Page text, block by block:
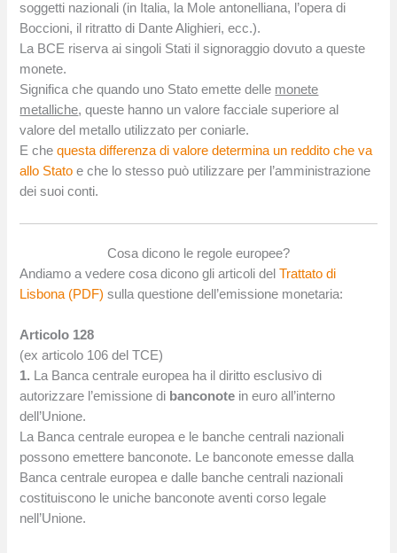
soggetti nazionali (in Italia, la Mole antonelliana, l’opera di
Boccioni, il ritratto di Dante Alighieri, ecc.).
La BCE riserva ai singoli Stati il signoraggio dovuto a queste
monete.
Significa che quando uno Stato emette delle monete
metalliche, queste hanno un valore facciale superiore al
valore del metallo utilizzato per coniarle.
E chequesta differenza di valore determina un reddito che va
allo Stato e che lo stesso può utilizzare per l’amministrazione
dei suoi conti.
Cosa dicono le regole europee?
Andiamo a vedere cosa dicono gli articoli delTrattato di
Lisbona (PDF) sulla questione dell’emissione monetaria:
Articolo 128
(ex articolo 106 del TCE)
1. La Banca centrale europea ha il diritto esclusivo di
autorizzare l’emissione di banconote in euro all’interno
dell’Unione.
La Banca centrale europea e le banche centrali nazionali
possono emettere banconote. Le banconote emesse dalla
Banca centrale europea e dalle banche centrali nazionali
costituiscono le uniche banconote aventi corso legale
nell’Unione.